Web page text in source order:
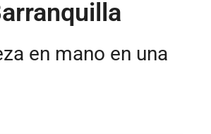
en mano en una